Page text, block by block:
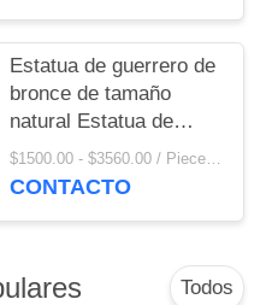
personalizada
Estatua de guerrero de
bronce de tamaño
natural Estatua de
metal de fundición
Asalto Escultura de
$1500.00 - $3560.00 / Piece MOQ:1
CONTACTO
Todos